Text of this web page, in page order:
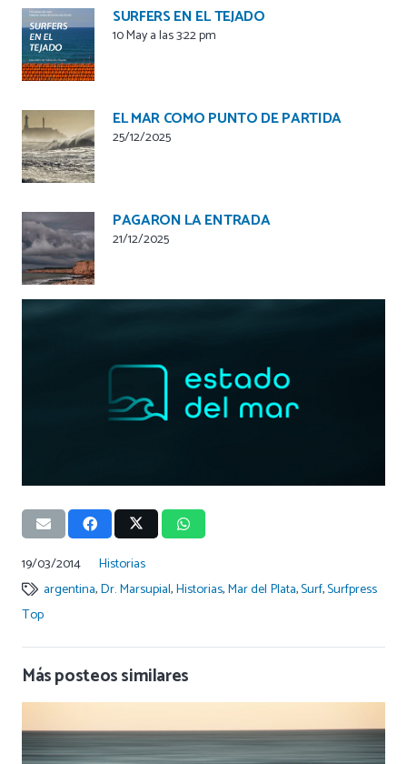
SURFERS EN EL TEJADO
10 May a las 3:22 pm
EL MAR COMO PUNTO DE PARTIDA
25/12/2025
PAGARON LA ENTRADA
21/12/2025
19/03/2014
Historias
argentina,Dr. Marsupial,Historias,Mar del Plata,Surf,Surfpress
Top
Más posteos similares